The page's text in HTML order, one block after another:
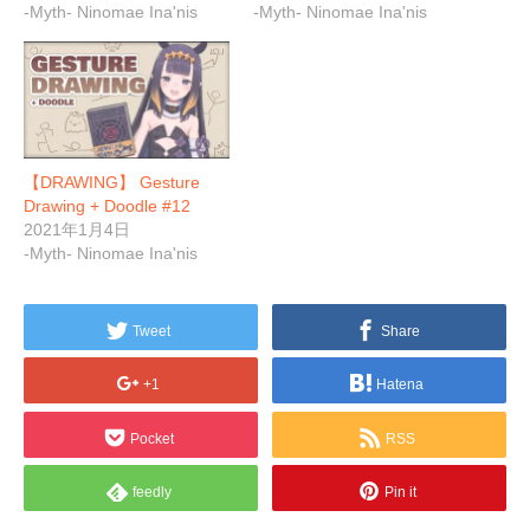
-Myth- Ninomae Ina'nis
-Myth- Ninomae Ina'nis
【DRAWING】 Gesture
Drawing + Doodle #12
2021年1月4日
-Myth- Ninomae Ina'nis
Tweet Share
+1 Hatena
Pocket RSS
feedly Pin it